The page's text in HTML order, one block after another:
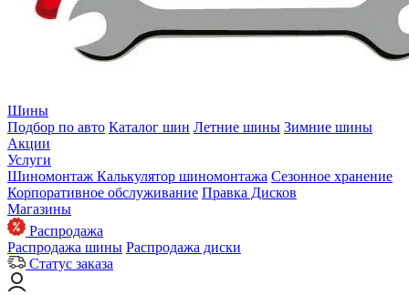
Шины
Подбор по авто Каталог шин Летние шины Зимние шины
Акции
Услуги
Шиномонтаж Калькулятор шиномонтажа Сезонное хранение
Корпоративное обслуживание Правка Дисков
Магазины
Распродажа
Распродажа шины Распродажа диски
Статус заказа